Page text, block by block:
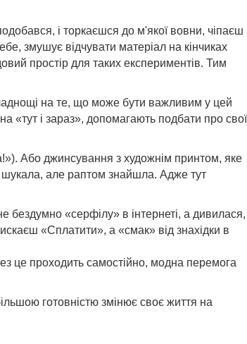
і торкаєшся до м'якої вовни, чіпаєш
змушує відчувати матеріал на кінчиках
простір для таких експериментів. Тим
на те, що може бути важливим у цей
«тут і зараз», допомагають подбати про свої
Або джинсування з художнім принтом, яке
шукала, але раптом знайшла. Адже тут
бездумно «серфілу» в інтернеті, а дивилася,
«Сплатити», а «смак» від знахідки в
це проходить самостійно, модна перемога
готовністю змінює своє життя на